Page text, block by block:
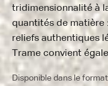
tridimensionnalité à
quantités de matière
reliefs authentiques
Trame convient
Disponible dans le format